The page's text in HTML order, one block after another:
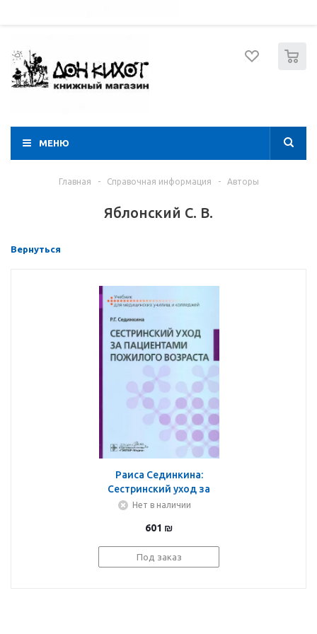
МЕНЮ
Главная - Справочная информация - Авторы
Яблонский С. В.
Вернуться
Раиса Сединкина:
Сестринский уход за
пациентами пожилого
Нет в наличии
601 ₪
Под заказ